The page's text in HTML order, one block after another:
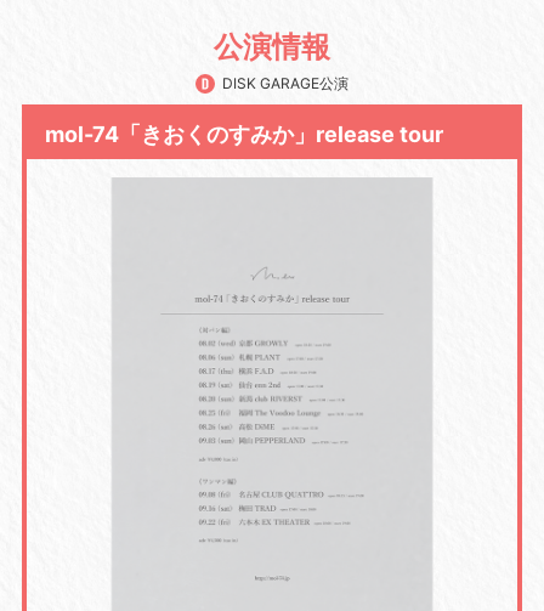
公演情報
DISK GARAGE公演
mol-74「きおくのすみか」release tour